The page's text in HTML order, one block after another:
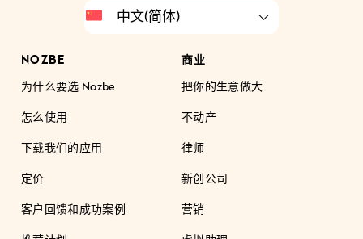
NOZBE
为什么要选 Nozbe
怎么使用
下载我们的应用
定价
客户回馈和成功案例
商业
把你的生意做大
不动产
律师
新创公司
营销